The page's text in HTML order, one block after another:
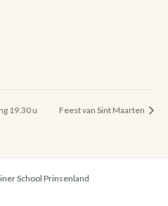
19.30 u Feest van Sint Maarten
School Prinsenland